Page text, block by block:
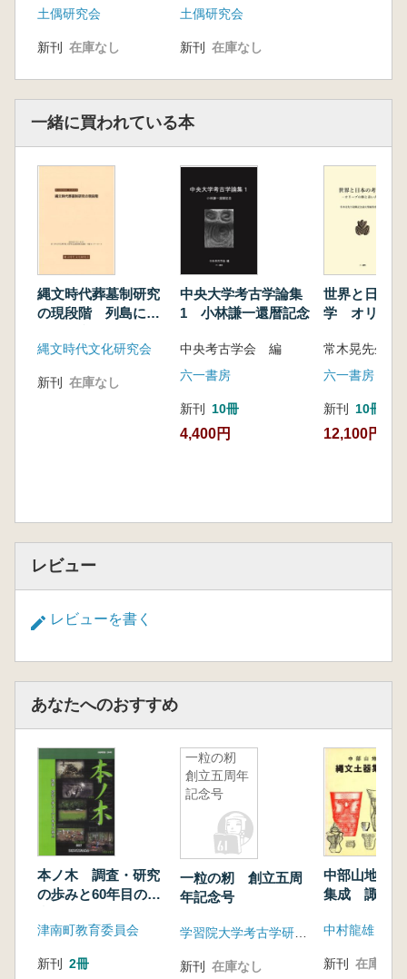
土偶研究会
新刊 在庫なし
土偶研究会
新刊 在庫なし
一緒に買われている本
縄文時代葬墓制研究
の現段階 列島にお
諸様相
縄文時代文化研究会
新刊 在庫なし
中央大学考古学論集
1 小林謙一還暦記念
中央考古学会 編
六一書房
新刊 10冊
4,400円
世界と日本
学 オリーブ
六一書房
新刊 10冊以上
12,100円
レビュー
レビューを書く
あなたへのおすすめ
本ノ木 調査・研究
の歩みと60年目の視
津南町教育委員会
新刊 2冊
一粒の籾
創立五周年
記念号
一粒の籾 創立五周
年記念号
新刊 在庫なし
中部山地 縄
集成 諏訪湖
中村龍雄
新刊 在庫なし